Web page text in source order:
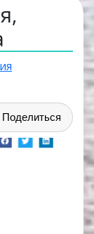
Поделиться